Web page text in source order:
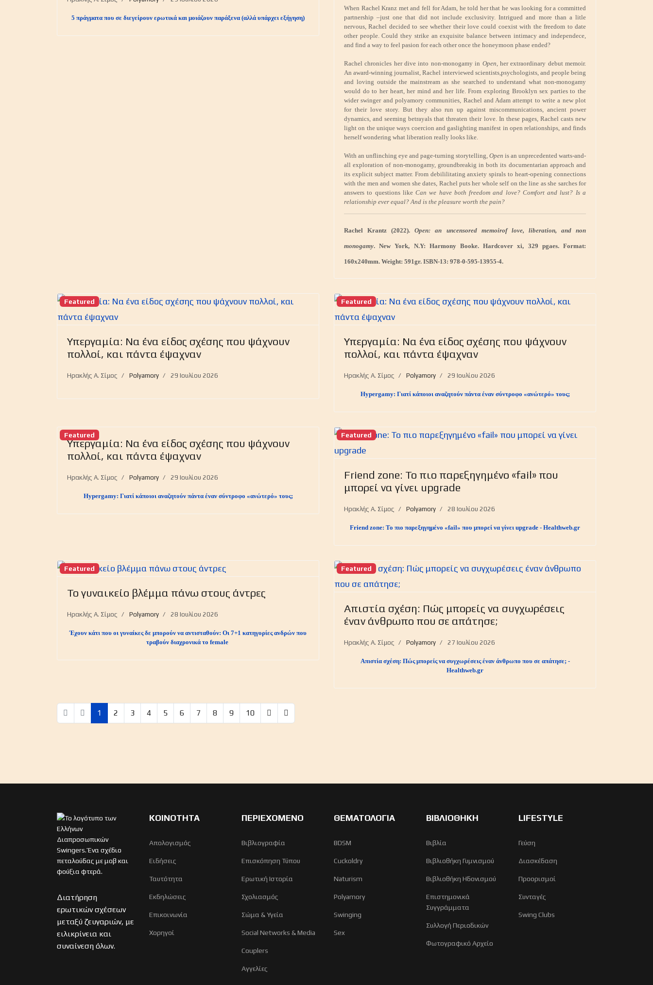
5 πράγματα που σε διεγείρουν ερωτικά και μοιάζουν παράξενα (αλλά υπάρχει εξήγηση)
When Rachel Kranz met and fell for Adam, he told her that he was looking for a committed
partnership –just one that did not include exclusivity. Intrigued and more than a litle
nervous, Rachel decided to see whether their love could coexist with the freedom to date
other people. Could they strike an exquisite balance between intimacy and independece,
and find a way to feel pasion for each other once the honeymoon phase ended?
Rachel chronicles her dive into non-monogamy in Open, her extraordinary debut memoir.
An award-winning journalist, Rachel interviewed scientists,psychologists, and people being
and loving outside the mainstream as she searched to understand what non-monogamy
would do to her heart, her mind and her life. From exploring Brooklyn sex parties to the
wider swinger and polyamory communities, Rachel and Adam attempt to write a new plot
for their love story. But they also run up against miscommunications, ancient power
dynamics, and seeming betrayals that threaten their love. In these pages, Rachel casts new
light on the unique ways coercion and gaslighting manifest in open relationships, and finds
herself wondering what liberation really looks like.
With an unflinching eye and page-turning storytelling, Open is an unprecedented warts-and-
all exploration of non-monogamy, groundbreakig in both its documentarian approach and
its explicit subject matter. From debililitating anxiety spirals to heart-opening connections
with the men and women she dates, Rachel puts her whole self on the line as she sarches for
answers to questions likeCan we have both freedom and love? Comfort and lust? Is a
relationship ever equal? And is the pleasure worth the pain?
Rachel Krantz (2022).Open: an uncensored memoirof love, liberation, and non
monogamy. New York, N.Y: Harmony Booke. Hardcover xi, 329 pgaes. Format:
160x240mm. Weight: 591gr. ISBN-13: 978-0-595-13955-4.
Featured
Υπεργαμία: Να ένα είδος σχέσης που ψάχνουν
πολλοί, και πάντα έψαχναν
Ηρακλής Α. Σίμος Polyamory 29 Ιουλίου 2026
Featured
Υπεργαμία: Να ένα είδος σχέσης που ψάχνουν
πολλοί, και πάντα έψαχναν
Ηρακλής Α. Σίμος Polyamory 29 Ιουλίου 2026
Hypergamy: Γιατί κάποιοι αναζητούν πάντα έναν σύντροφο «ανώτερό» τους;
Featured
Υπεργαμία: Να ένα είδος σχέσης που ψάχνουν
πολλοί, και πάντα έψαχναν
Ηρακλής Α. Σίμος Polyamory 29 Ιουλίου 2026
Hypergamy: Γιατί κάποιοι αναζητούν πάντα έναν σύντροφο «ανώτερό» τους;
Featured
Friend zone: Το πιο παρεξηγημένο «fail» που
μπορεί να γίνει upgrade
Ηρακλής Α. Σίμος Polyamory 28 Ιουλίου 2026
Friend zone: Το πιο παρεξηγημένο «fail» που μπορεί να γίνει upgrade - Healthweb.gr
Featured
Το γυναικείο βλέμμα πάνω στους άντρες
Ηρακλής Α. Σίμος Polyamory 28 Ιουλίου 2026
Έχουν κάτι που οι γυναίκες δε μπορούν να αντισταθούν: Οι 7+1 κατηγορίες ανδρών που
τραβούν διαχρονικά το female
Featured
Απιστία σχέση: Πώς μπορείς να συγχωρέσεις
έναν άνθρωπο που σε απάτησε;
Ηρακλής Α. Σίμος Polyamory 27 Ιουλίου 2026
Απιστία σχέση: Πώς μπορείς να συγχωρέσεις έναν άνθρωπο που σε απάτησε; -
Healthweb.gr
1 2 3 4 5 6 7 8 9 10
Διατήρηση
ερωτικών σχέσεων
μεταξύ ζευγαριών, με
ειλικρίνεια και
συναίνεση όλων.
ΚΟΙΝΟΤΗΤΑ
Απολογισμός
Ειδήσεις
Ταυτότητα
Εκδηλώσεις
Επικοινωνία
Χορηγοί
ΠΕΡΙΕΧΟΜΕΝΟ
Βιβλιογραφία
Επισκόπηση Τύπου
Ερωτική Ιστορία
Σχολιασμός
Σώμα & Υγεία
Social Networks & Media
Couplers
Αγγελίες
ΘΕΜΑΤΟΛΟΓΙΑ
BDSM
Cuckoldry
Naturism
Polyamory
Swinging
Sex
ΒΙΒΛΙΟΘΗΚΗ
Βιβλία
Βιβλιοθήκη Γυμνισμού
Βιβλιοθήκη Ηδονισμού
Επιστημονικά
Συγγράμματα
Συλλογή Περιοδικών
Φωτογραφικό Αρχείο
LIFESTYLE
Γεύση
Διασκέδαση
Προορισμοί
Συνταγές
Swing Clubs